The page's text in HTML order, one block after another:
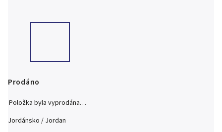
Prodáno
Položka byla vyprodána…
Jordánsko / Jordan